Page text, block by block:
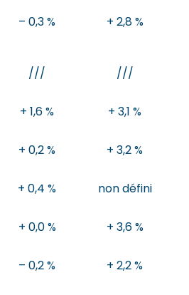
– 0,3 % + 2,8 %
/// ///
+ 1,6 % + 3,1 %
+ 0,2 % + 3,2 %
+ 0,4 % non défini
+ 0,0 % + 3,6 %
– 0,2 % + 2,2 %